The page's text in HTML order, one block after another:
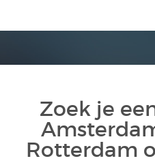
Zoek je
Rotterdam